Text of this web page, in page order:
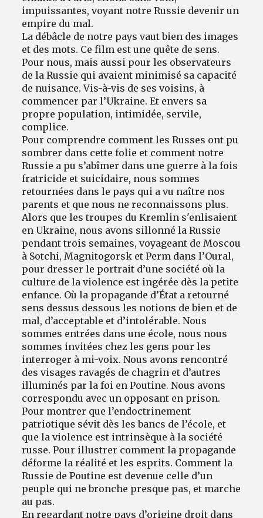
impuissantes, voyant notre Russie devenir un
empire du mal.
La débâcle de notre pays vaut bien des images
et des mots. Ce film est une quête de sens.
Pour nous, mais aussi pour les observateurs
de la Russie qui avaient minimisé sa capacité
de nuisance. Vis-à-vis de ses voisins, à
commencer par l’Ukraine. Et envers sa
propre population, intimidée, servile,
complice.
Pour comprendre comment les Russes ont pu
sombrer dans cette folie et comment notre
Russie a pu s’abîmer dans une guerre à la fois
fratricide et suicidaire, nous sommes
retournées dans le pays qui a vu naître nos
parents et que nous ne reconnaissons plus.
Alors que les troupes du Kremlin s'enlisaient
en Ukraine, nous avons sillonné la Russie
pendant trois semaines, voyageant de Moscou
à Sotchi, Magnitogorsk et Perm dans l’Oural,
pour dresser le portrait d’une société où la
culture de la violence est ingérée dès la petite
enfance. Où la propagande d’État a retourné
sens dessus dessous les notions de bien et de
mal, d’acceptable et d’intolérable. Nous
sommes entrées dans une école, nous nous
sommes invitées chez les gens pour les
interroger à mi-voix. Nous avons rencontré
des visages ravagés de chagrin et d’autres
illuminés par la foi en Poutine. Nous avons
correspondu avec un opposant en prison.
Pour montrer que l’endoctrinement
patriotique sévit dès les bancs de l’école, et
que la violence est intrinsèque à la société
russe. Pour illustrer comment la propagande
déforme la réalité et les esprits. Comment la
Russie de Poutine est devenue celle d’un
peuple qui ne bronche presque pas, et marche
au pas.
En regardant notre pays d’origine droit dans